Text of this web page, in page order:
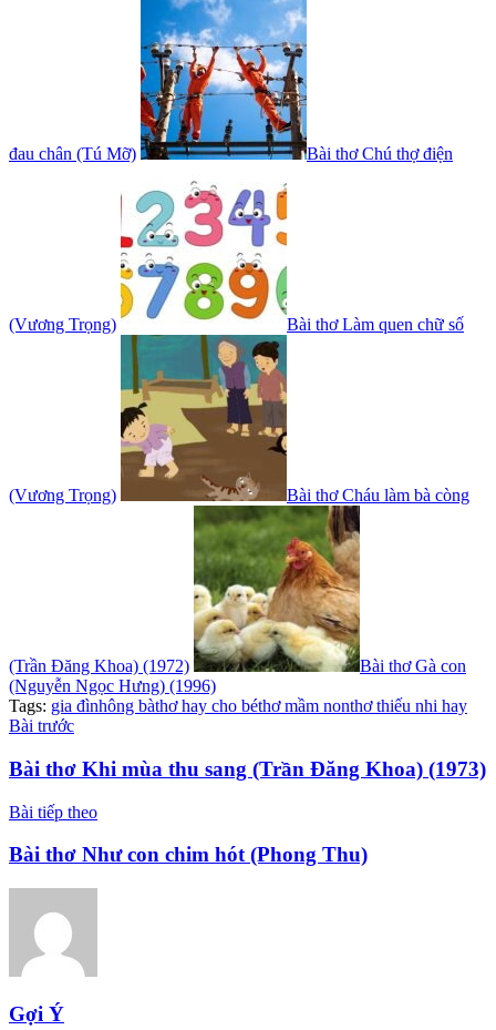
đau chân (Tú Mỡ) Bài thơ Chú thợ điện
(Vương Trọng) Bài thơ Làm quen chữ số
(Vương Trọng) Bài thơ Cháu làm bà còng
(Trần Đăng Khoa) (1972)
Bài thơ Gà con
(Nguyễn Ngọc Hưng) (1996)
Tags: gia đìnhông bàthơ hay cho béthơ mầm nonthơ thiếu nhi hay
Bài trước
Bài thơ Khi mùa thu sang (Trần Đăng Khoa) (1973)
Bài tiếp theo
Bài thơ Như con chim hót (Phong Thu)
Gợi Ý